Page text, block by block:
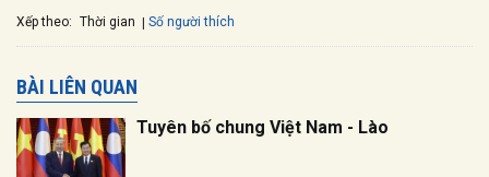
Xếp theo: Thời gian Số người thích
BÀI LIÊN QUAN
Tuyên bố chung Việt Nam - Lào